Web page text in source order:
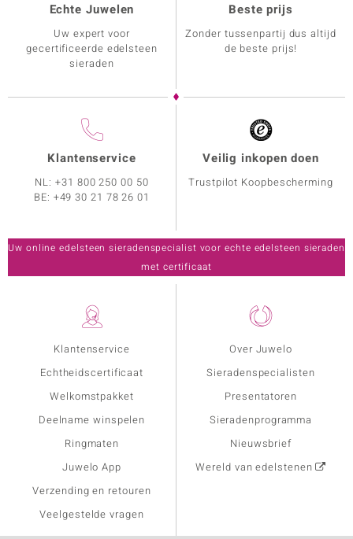
Klantenservice
Echtheidscertificaat
Welkomstpakket
Deelname winspelen
Ringmaten
Juwelo App
Verzending en retouren
Veelgestelde vragen
Over Juwelo
Sieradenspecialisten
Presentatoren
Sieradenprogramma
Nieuwsbrief
Wereld van edelstenen
Echte Juwelen
Uw expert voor
gecertificeerde edelsteen
sieraden
Beste prijs
Zonder tussenpartij dus altijd
de beste prijs!
Klantenservice
NL:+31 800 250 00 50
BE: +49 30 21 78 26 01
Veilig inkopen doen
Trustpilot Koopbescherming
Uw online edelsteen sieradenspecialist voor echte edelsteen sieraden
met certificaat